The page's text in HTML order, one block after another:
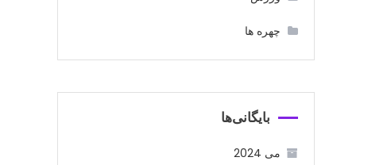
چهره ها
بایگانی‌ها
می 2024